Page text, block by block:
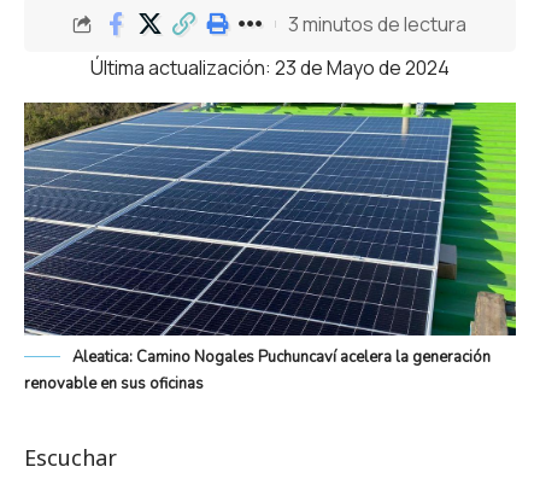
Última actualización: 23 de Mayo de 2024
3 minutos de lectura
Aleatica: Camino Nogales Puchuncaví acelera la generación
renovable en sus oficinas
Escuchar